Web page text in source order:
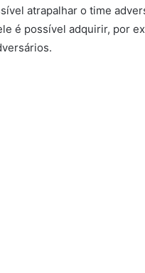
atrapalhar o time
é possível adquirir, por